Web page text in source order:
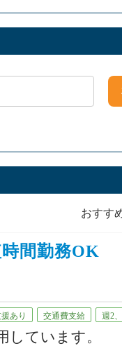
間勤務OK
あり 交通費支給 週2
ています。